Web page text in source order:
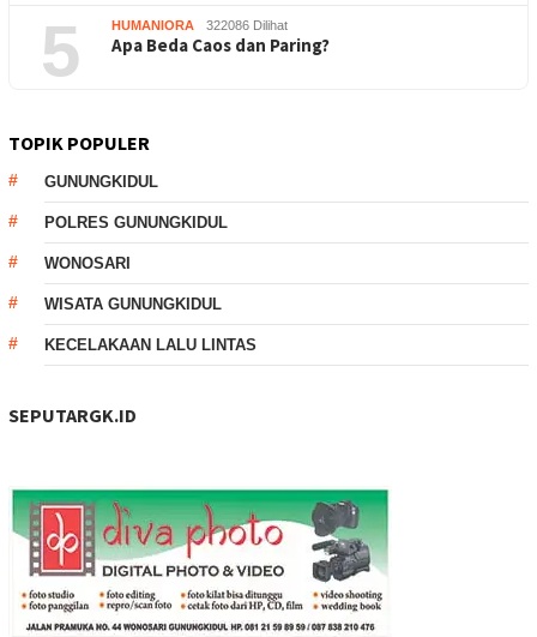
5 HUMANIORA 322086 Dilihat
Apa Beda Caos dan Paring?
TOPIK POPULER
GUNUNGKIDUL
POLRES GUNUNGKIDUL
WONOSARI
WISATA GUNUNGKIDUL
KECELAKAAN LALU LINTAS
SEPUTARGK.ID